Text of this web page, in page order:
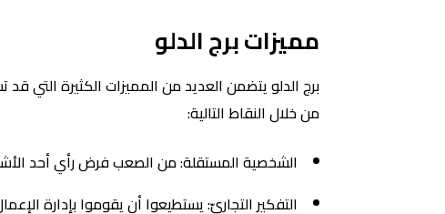
مميزات برج الدلو
برج الدلو يتضمن العديد من المميزات الكثيرة التي
من خلال النقاط التالية:
الشخصية المستقلة: من الصعب فرض رأي أحد
التفكير التجاريّ: يستطيعوا أن يقوموا بإدارة